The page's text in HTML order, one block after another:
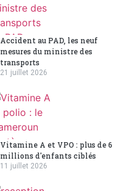
Accident au PAD, les neuf
mesures du ministre des
transports
21 juillet 2026
Vitamine A et VPO : plus de 6
millions d'enfants ciblés
11 juillet 2026